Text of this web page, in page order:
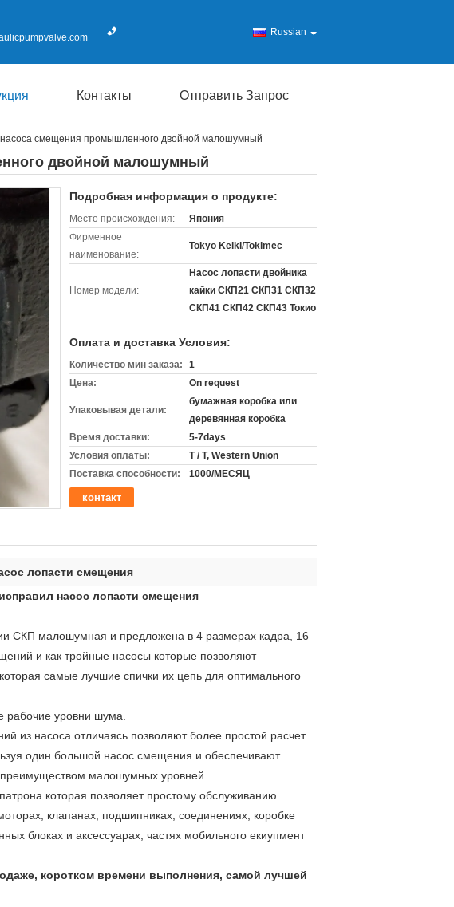
Russian
Контакты Отправить Запрос
смещения промышленного двойной малошумный
двойной малошумный
Подробная информация о продукте:
Место происхождения:
Япония
Фирменное
наименование:
Tokyo Keiki/Tokimec
Номер модели:
Насос лопасти двойника
кайки СКП21 СКП31 СКП32
СКП41 СКП42 СКП43 Токио
Оплата и доставка Условия:
Количество мин заказа:
1
Цена:
On request
Упаковывая детали:
бумажная коробка или
деревянная коробка
Время доставки:
5-7days
Условия оплаты:
T / T, Western Union
Поставка способности:
1000/МЕСЯЦ
контакт
лопасти смещения
насос лопасти смещения
СКП малошумная и предложена в 4 размерах кадра, 16
и как тройные насосы которые позволяют
самые лучшие спички их цепь для оптимального
рабочие уровни шума.
из насоса отличаясь позволяют более простой расчет
один большой насос смещения и обеспечивают
малошумных уровней.
которая позволяет простому обслуживанию.
клапанах, подшипниках, соединениях, коробке
блоках и аксессуарах, частях мобильного екиупмент
коротком времени выполнения, самой лучшей